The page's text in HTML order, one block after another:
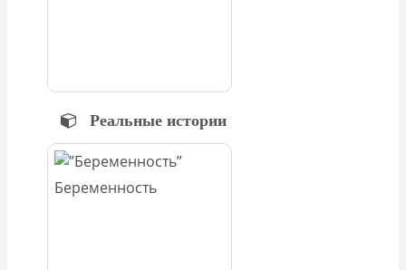
Реальные истории
Беременность